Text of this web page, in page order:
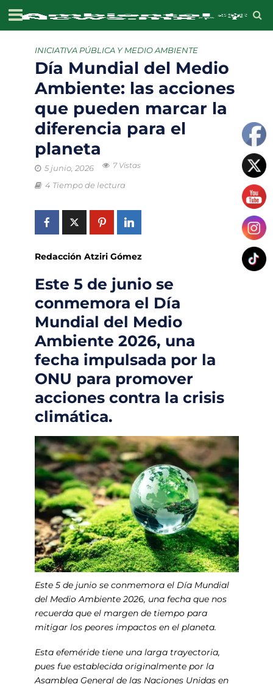
INICIATIVA PÚBLICA Y MEDIO AMBIENTE
Día Mundial del Medio
Ambiente: las acciones
que pueden marcar la
diferencia para el
planeta
5 junio, 2026 7 Vistas
4 Tiempo de lectura
Redacción Atziri Gómez
Este 5 de junio se
conmemora el Día
Mundial del Medio
Ambiente 2026, una
fecha impulsada por la
ONU para promover
acciones contra la crisis
climática.
Este 5 de junio se conmemora el Día Mundial
del Medio Ambiente 2026, una fecha que nos
recuerda que el margen de tiempo para
mitigar los peores impactos en el planeta.
Esta efeméride tiene una larga trayectoria,
pues fue establecida originalmente por la
Asamblea General de las Naciones Unidas en